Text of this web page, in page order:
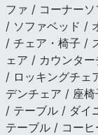
ファ / コーナー
/ ソファベッド /
/ チェア・椅子 /
ェア / カウンタ
/ ロッキングチェ
デンチェア / 座
/ テーブル / ダイ
テーブル / コー